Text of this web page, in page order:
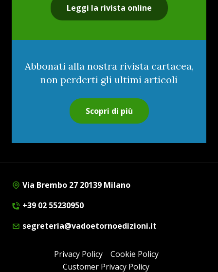
Leggi la rivista online
Abbonati alla nostra rivista cartacea,
non perderti gli ultimi articoli
Scopri di più
Via Brembo 27 20139 Milano
+39 02 55230950
segreteria@vadoetornoedizioni.it
Privacy Policy
Cookie Policy
Customer Privacy Policy